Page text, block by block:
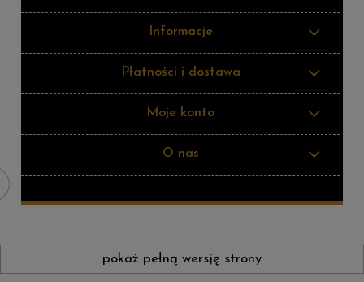
Informacje
Płatności i dostawa
Moje konto
O nas
pokaż pełną wersję strony